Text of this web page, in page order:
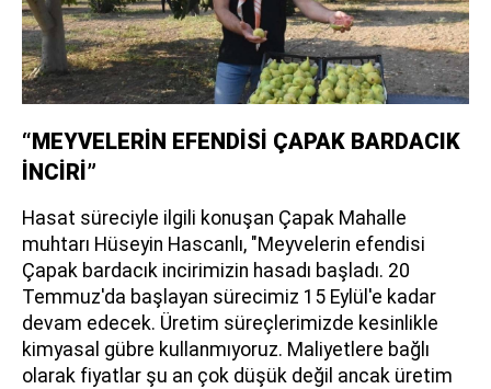
“MEYVELERİN EFENDİSİ ÇAPAK BARDACIK
İNCİRİ”
Hasat süreciyle ilgili konuşan Çapak Mahalle
muhtarı Hüseyin Hascanlı, "Meyvelerin efendisi
Çapak bardacık incirimizin hasadı başladı. 20
Temmuz'da başlayan sürecimiz 15 Eylül'e kadar
devam edecek. Üretim süreçlerimizde kesinlikle
kimyasal gübre kullanmıyoruz. Maliyetlere bağlı
olarak fiyatlar şu an çok düşük değil ancak üretim